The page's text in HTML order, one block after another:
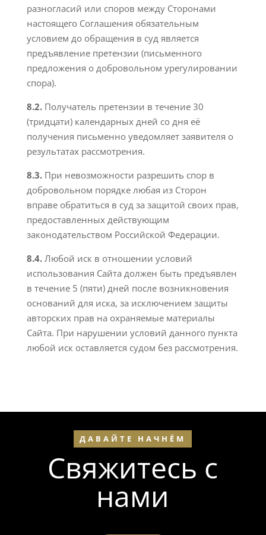
разногласий или споров между Сторонами
настоящего Соглашения обязательным
условием до обращения в суд является
предъявление претензии (письменного
предложения о добровольном урегулировании
спора).
8.2. Получатель претензии в течение 30
(тридцати) календарных дней со дня её
получения письменно уведомляет заявителя о
результатах рассмотрения.
8.3. При невозможности разрешить спор в
добровольном порядке любая из Сторон
вправе обратиться в суд за защитой своих прав,
предоставленных действующим
законодательством Российской Федерации.
8.4. Любой иск в отношении условий
использования Сайта должен быть предъявлен
в течение 5 (пяти) дней после возникновения
оснований для иска, за исключением защиты
авторских прав на охраняемые материалы
Сайта. При нарушении условий данного пункта
любой иск оставляется судом без рассмотрения.
ДАВАЙТЕ НАЧНЁМ
Свяжитесь с
нами